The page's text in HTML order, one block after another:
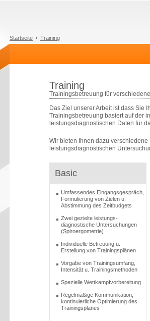
Startseite Training
Training
Trainingsbetreuung für
Das Ziel unserer Arbeit ist dass Sie
Trainingsbetreuung basiert auf der
leistungsdiagnostischen Daten für
Wir bieten Ihnen dazu
leistungsdiagnostischen
Basic
Umfassendes Eingangsgespräch,
Formulierung von Zielen u.
Abstimmung des Zeitbudgets
Zwei gezielte leistungs-
diagnostische Untersuchungen
(Spiroergometrie)
Individuelle Betreuung u.
Erstellung von Trainingsplänen
Vorgabe von Trainingsumfang,
Intensität u. Trainingsmethoden
Spezielle Wettkampfvorbereitung
Regelmäßige Kommunikation,
kontinuierliche Optimierung des
Trainingsplanes